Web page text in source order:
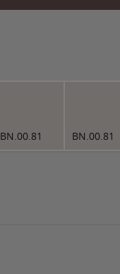
BN.00.81 BN.00.81